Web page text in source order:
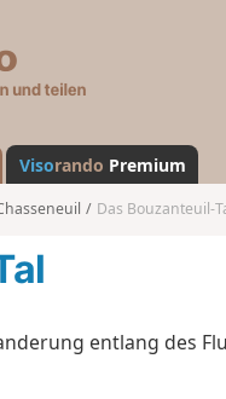
a
n
d
Visorando Premium
Das Bouzanteuil-
entlang des